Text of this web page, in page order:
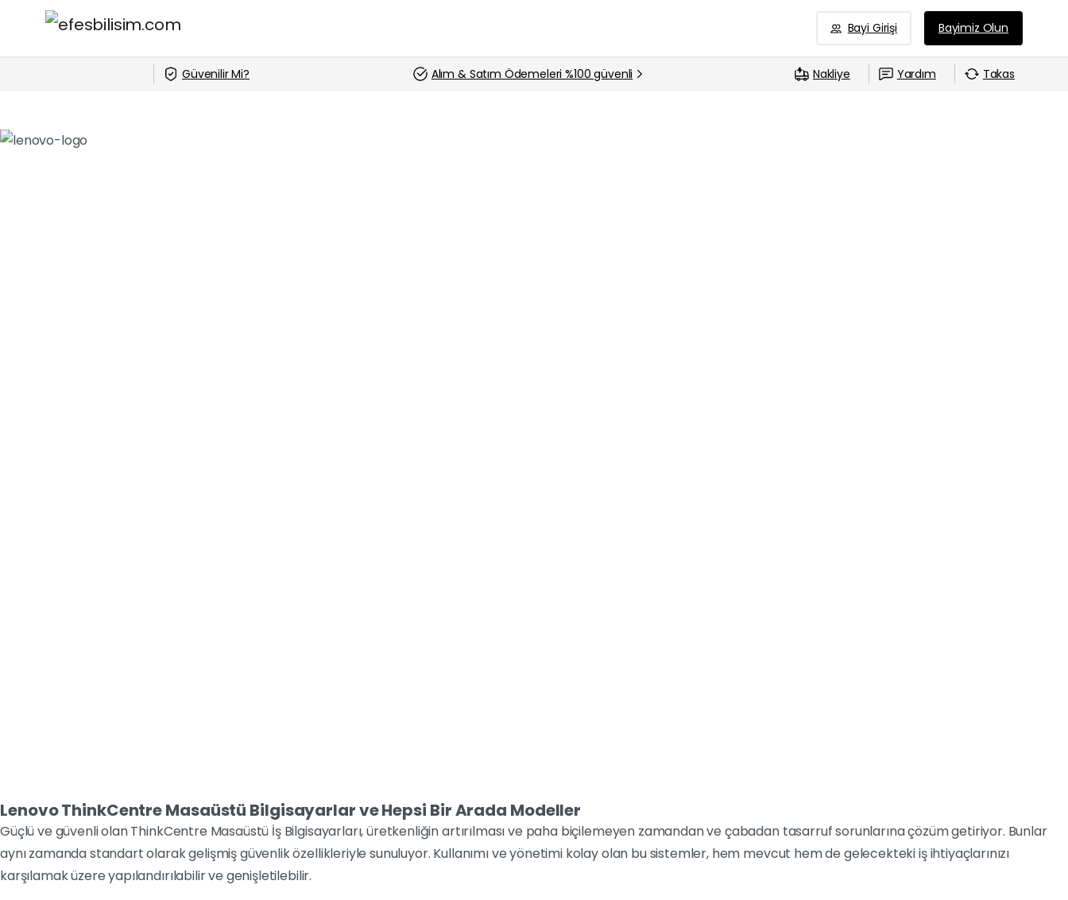
Bayi Girişi Bayimiz Olun
Güvenilir Mi? Alım & Satım Ödemeleri %100 güvenli Nakliye Yardım Takas
Lenovo ThinkCentre Masaüstü Bilgisayarlar ve Hepsi Bir Arada Modeller
Güçlü ve güvenli olan ThinkCentre Masaüstü İş Bilgisayarları, üretkenliğin artırılması ve paha biçilemeyen zamandan ve çabadan tasarruf sorunlarına çözüm getiriyor. Bunlar
aynı zamanda standart olarak gelişmiş güvenlik özellikleriyle sunuluyor. Kullanımı ve yönetimi kolay olan bu sistemler, hem mevcut hem de gelecekteki iş ihtiyaçlarınızı
karşılamak üzere yapılandırılabilir ve genişletilebilir.